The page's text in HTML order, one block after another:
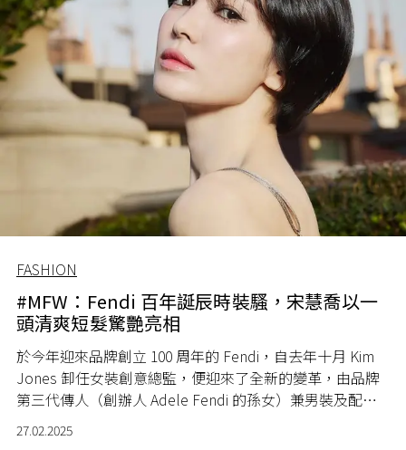
FASHION
#MFW：Fendi 百年誕辰時裝騷，宋慧喬以一
頭清爽短髮驚艷亮相
於今年迎來品牌創立 100 周年的 Fendi，自去年十月 Kim
Jones 卸任女裝創意總監，便迎來了全新的變革，由品牌
第三代傳人（創辦人 Adele Fendi 的孫女）兼男裝及配件
創意總監 Silvia Venturini Fendi 全面接手。
27.02.2025